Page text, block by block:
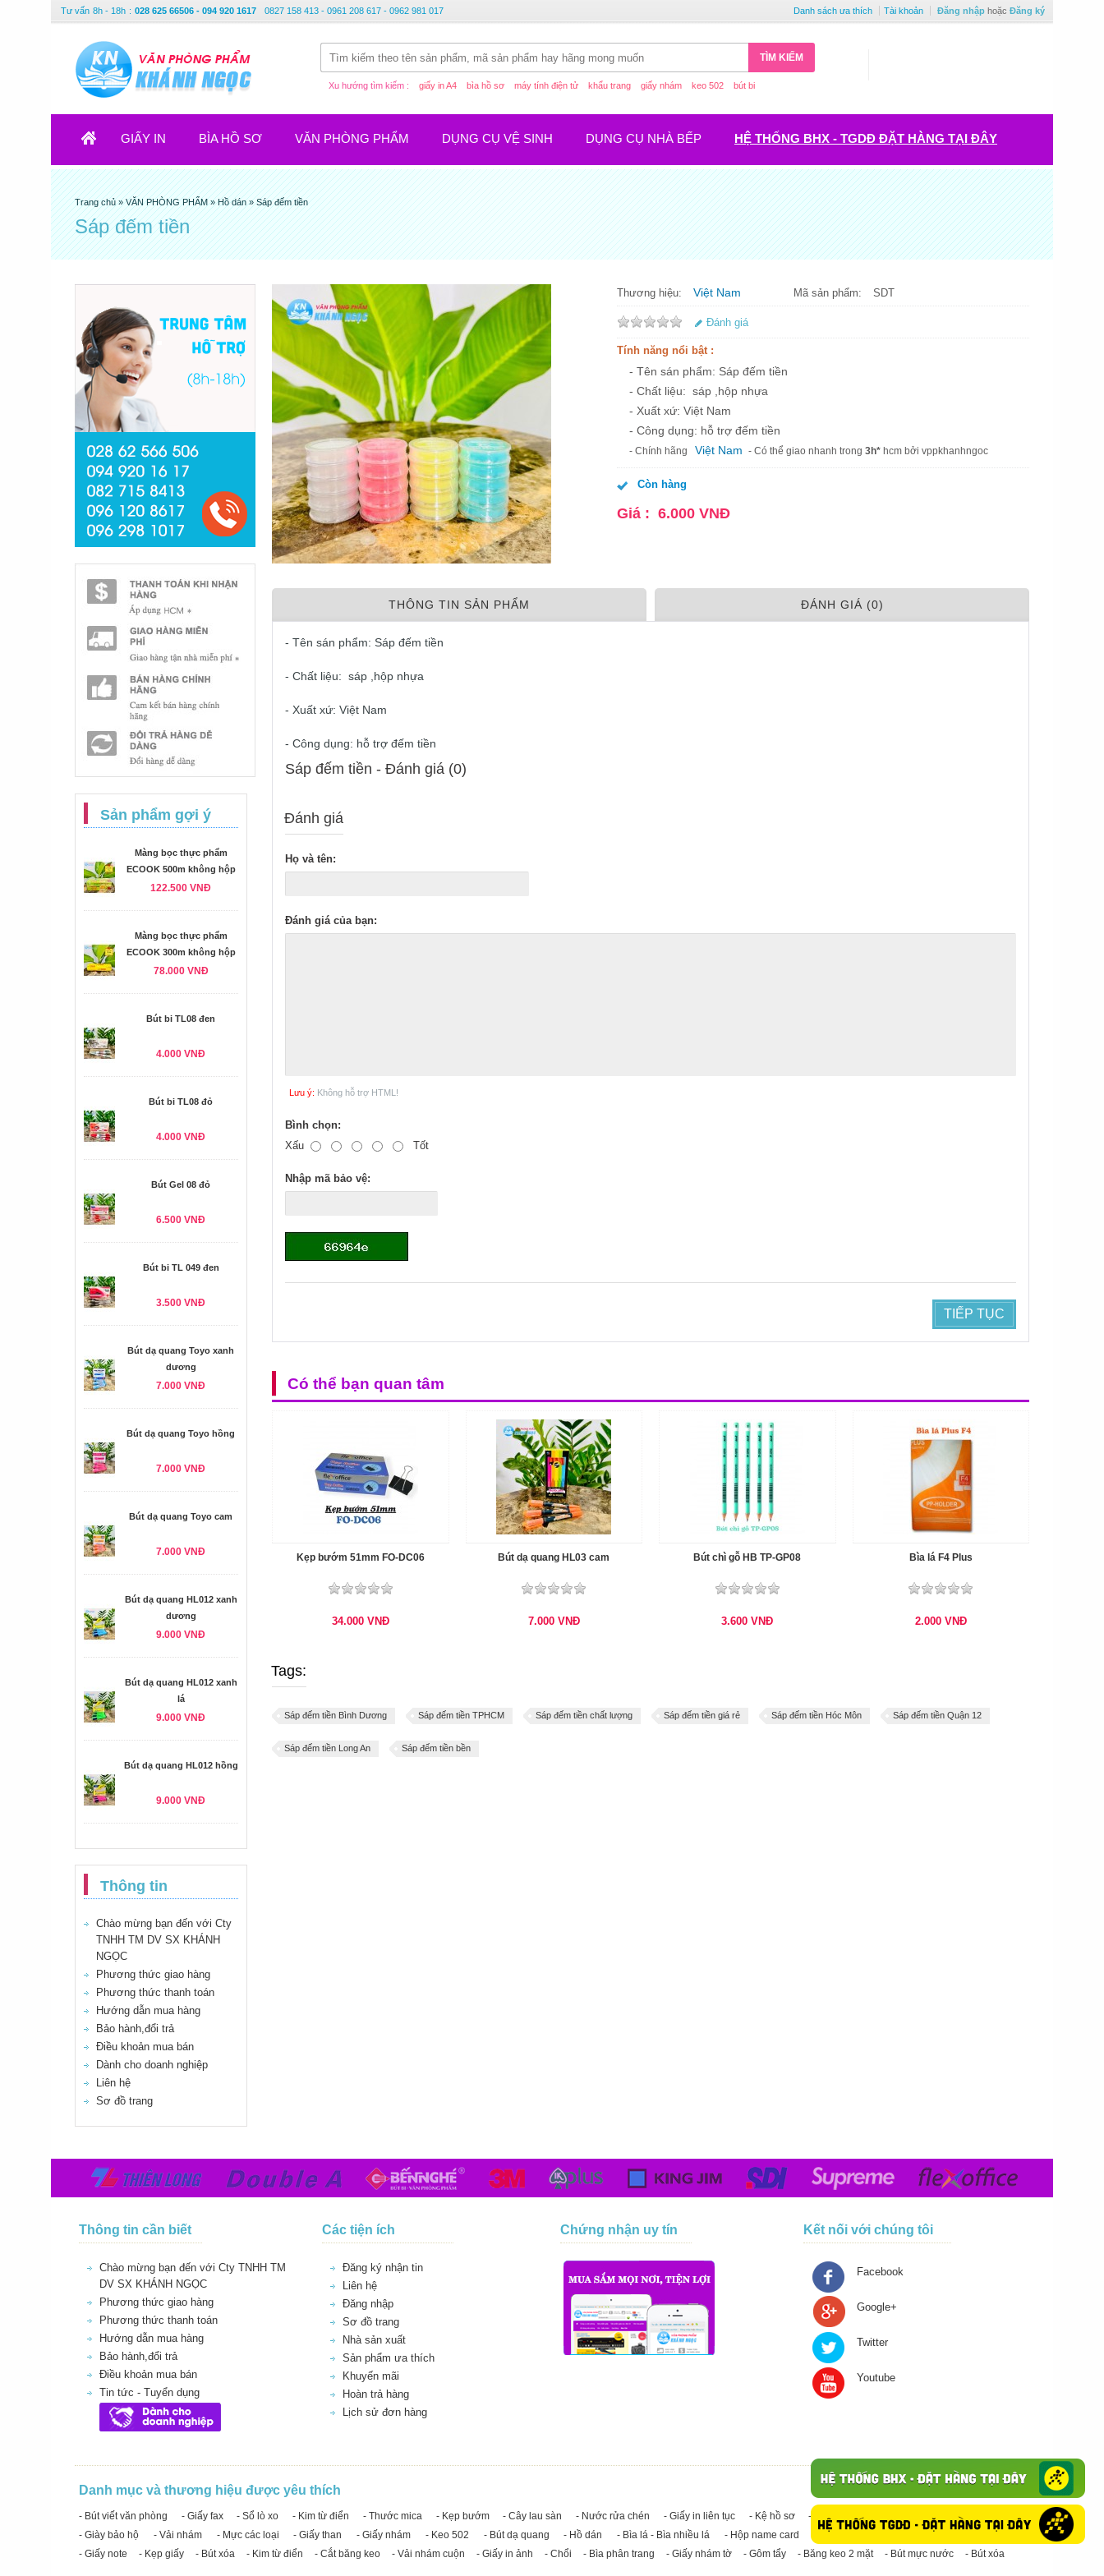
Tư vấn 8h - 18h : 028 625 66506 - 094 920 1617 0827 158 413 - 0961 208 617 - 0962 981 017 Danh sách ưa thích Tài khoản Đăng nhập hoặc Đăng ký
TÌM KIẾM
Xu hướng tìm kiếm : giấy in A4 bìa hồ sơ máy tính điện tử khẩu trang giấy nhám keo 502 bút bi
GIẤY IN BÌA HỒ SƠ VĂN PHÒNG PHẨM DỤNG CỤ VỆ SINH DỤNG CỤ NHÀ BẾP HỆ THỐNG BHX - TGDĐ ĐẶT HÀNG TẠI ĐÂY
Trang chủ»VĂN PHÒNG PHẨM »Hồ dán »Sáp đếm tiền
Sáp đếm tiền
Sản phẩm gợi ý
Màng bọc thực phẩm
ECOOK 500m không hộp
122.500 VNĐ
Màng bọc thực phẩm
ECOOK 300m không hộp
78.000 VNĐ
Bút bi TL08 đen
4.000 VNĐ
Bút bi TL08 đỏ
4.000 VNĐ
Bút Gel 08 đỏ
6.500 VNĐ
Bút bi TL 049 đen
3.500 VNĐ
Bút dạ quang Toyo xanh
dương
7.000 VNĐ
Bút dạ quang Toyo hồng
7.000 VNĐ
Bút dạ quang Toyo cam
7.000 VNĐ
Bút dạ quang HL012 xanh
dương
9.000 VNĐ
Bút dạ quang HL012 xanh
lá
9.000 VNĐ
Bút dạ quang HL012 hồng
9.000 VNĐ
Thông tin
Chào mừng bạn đến với Cty
TNHH TM DV SX KHÁNH
NGỌC
Phương thức giao hàng
Phương thức thanh toán
Hướng dẫn mua hàng
Bảo hành,đổi trả
Điều khoản mua bán
Dành cho doanh nghiệp
Liên hệ
Sơ đồ trang
Thương hiệu: Việt Nam Mã sản phẩm: SDT
Đánh giá
Tính năng nổi bật :
- Tên sán phẩm: Sáp đếm tiền
- Chất liệu: sáp ,hộp nhựa
- Xuất xứ: Việt Nam
- Công dụng: hỗ trợ đếm tiền
- Chính hãng Việt Nam - Có thể giao nhanh trong 3h* hcm bởi vppkhanhngoc
Còn hàng
Giá : 6.000 VNĐ
THÔNG TIN SẢN PHẨM ÐÁNH GIÁ (0)
- Tên sán phẩm: Sáp đếm tiền
- Chất liệu: sáp ,hộp nhựa
- Xuất xứ: Việt Nam
- Công dụng: hỗ trợ đếm tiền
Sáp đếm tiền - Ðánh giá (0)
Đánh giá
Họ và tên:
Đánh giá của bạn:
Lưu ý: Không hỗ trợ HTML!
Bình chọn:
Xấu
Tốt
Nhập mã bảo vệ:
TIẾP TỤC
Có thể bạn quan tâm
Kẹp bướm 51mm FO-DC06
34.000 VNĐ
Bút dạ quang HL03 cam
7.000 VNĐ
Bút chì gỗ HB TP-GP08
3.600VNĐ
Bìa lá F4 Plus
2.000 VNĐ
Tags:
Sáp đếm tiền Bình Dương Sáp đếm tiền TPHCM Sáp đếm tiền chất lượng Sáp đếm tiền giá rẻ Sáp đếm tiền Hóc Môn Sáp đếm tiền Quận 12
Sáp đếm tiền Long An Sáp đếm tiền bền
Thông tin cần biết
Chào mừng bạn đến với Cty TNHH TM
DV SX KHÁNH NGỌC
Phương thức giao hàng
Phương thức thanh toán
Hướng dẫn mua hàng
Bảo hành,đổi trả
Điều khoản mua bán
Tin tức - Tuyển dụng
Các tiện ích
Đăng ký nhận tin
Liên hệ
Đăng nhập
Sơ đồ trang
Nhà sản xuất
Sản phẩm ưa thích
Khuyến mãi
Hoàn trả hàng
Lịch sử đơn hàng
Chứng nhận uy tín Kết nối với chúng tôi
Facebook
Google+
Twitter
Youtube
Danh mục và thương hiệu được yêu thích
- Bút viết văn phòng - Giấy fax - Sổ lò xo - Kim từ điển - Thước mica - Kẹp bướm - Cây lau sàn - Nước rửa chén - Giấy in liên tục - Kệ hồ sơ - Giấy in A4
- Băng keo trong - Băng keo đục
- Giày bảo hộ
- Vải nhám - Mực các loại - Giấy than - Giấy nhám - Keo 502 - Bút dạ quang - Hồ dán - Bìa lá - Bìa nhiều lá - Hộp name card - Giấy in A3 - Giấy vệ sinh
- Keo Silicone
- Giấy note
- Kẹp giấy - Bút xóa - Kim từ điển - Cắt băng keo - Vải nhám cuộn - Giấy in ảnh - Chổi - Bìa phân trang - Giấy nhám tờ - Gôm tẩy - Băng keo 2 mặt - Bút mực nước - Bút xóa